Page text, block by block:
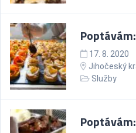
17. 8. 2020
Jihočeský
Služby